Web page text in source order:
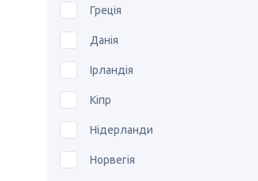
Греція
Данія
Ірландія
Кіпр
Нідерланди
Норвегія